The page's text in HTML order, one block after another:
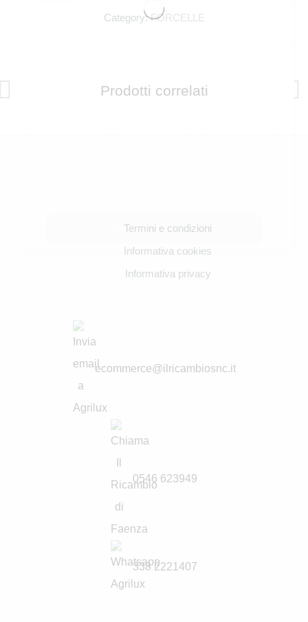
Category:FORCELLE
Prodotti correlati
Termini e condizioni
Informativa cookies
Informativa privacy
ecommerce@ilricambiosnc.it
0546 623949
338 2221407
Inviami il bonus